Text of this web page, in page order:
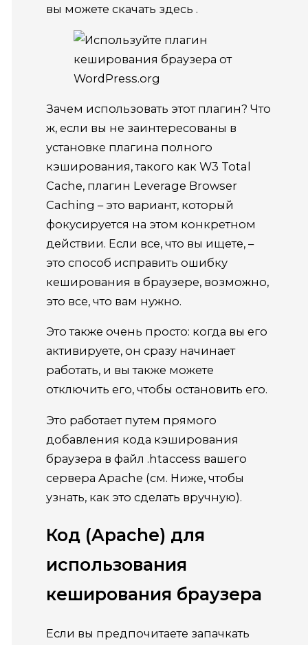
вы можете скачать здесь .
Зачем использовать этот плагин? Что
ж, если вы не заинтересованы в
установке плагина полного
кэширования, такого как W3 Total
Cache, плагин Leverage Browser
Caching – это вариант, который
фокусируется на этом конкретном
действии. Если все, что вы ищете, –
это способ исправить ошибку
кеширования в браузере, возможно,
это все, что вам нужно.
Это также очень просто: когда вы его
активируете, он сразу начинает
работать, и вы также можете
отключить его, чтобы остановить его.
Это работает путем прямого
добавления кода кэширования
браузера в файл .htaccess вашего
сервера Apache (см. Ниже, чтобы
узнать, как это сделать вручную).
Код (Apache) для
использования
кеширования браузера
Если вы предпочитаете запачкать